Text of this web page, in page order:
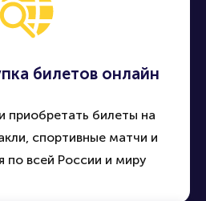
билетов онлайн
приобретать билеты на
спортивные матчи и
по всей России и миру